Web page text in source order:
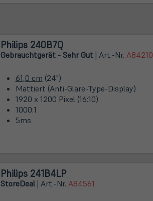
Philips 240B7Q
Gebrauchtgerät - Sehr Gut| Art.-Nr. A84210
61,0 cm (24")
Mattiert (Anti-Glare-Type-Display)
1920 x 1200 Pixel (16:10)
1000:1
5ms
Philips 241B4LP
StoreDeal| Art.-Nr. A84561